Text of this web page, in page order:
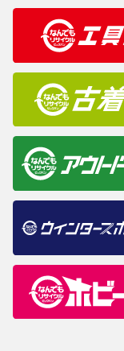
明なことがありまし
商品について